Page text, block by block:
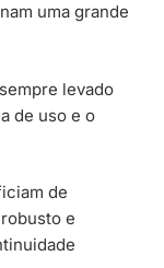
uma grande
levado
de uso e o
de
e